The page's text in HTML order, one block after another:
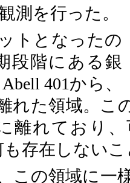
測を行った。
トとなったの
段階にある銀
401から、
れた領域。こ
離れており
も存在しない
この領域に一